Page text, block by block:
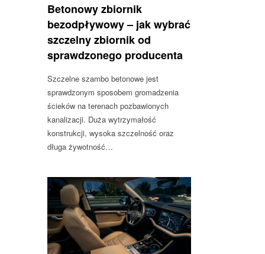
Betonowy zbiornik
bezodpływowy – jak wybrać
szczelny zbiornik od
sprawdzonego producenta
Szczelne szambo betonowe jest
sprawdzonym sposobem gromadzenia
ścieków na terenach pozbawionych
kanalizacji. Duża wytrzymałość
konstrukcji, wysoka szczelność oraz
długa żywotność…